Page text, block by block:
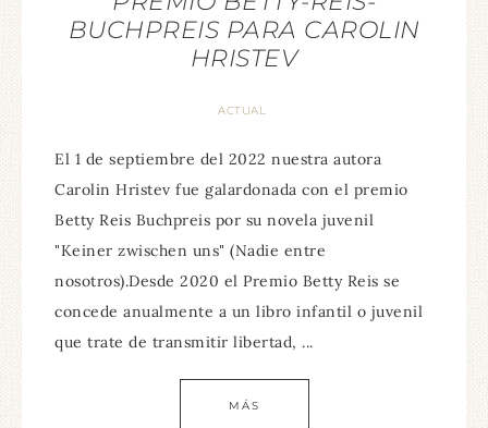
BUCHPREIS PARA CAROLIN
HRISTEV
ACTUAL
El 1 de septiembre del 2022 nuestra autora
Carolin Hristev fue galardonada con el premio
Betty Reis Buchpreis por su novela juvenil
"Keiner zwischen uns" (Nadie entre
nosotros).Desde 2020 el Premio Betty Reis se
concede anualmente a un libro infantil o juvenil
que trate de transmitir libertad, ...
MÁS